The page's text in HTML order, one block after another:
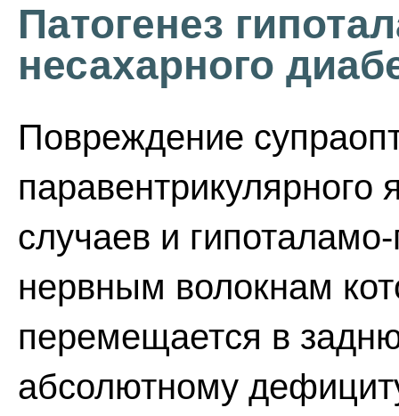
Патогенез
несахарного
Повреждение
паравентрикулярного
случаев и
нервным волокнам
перемещается в
абсолютному